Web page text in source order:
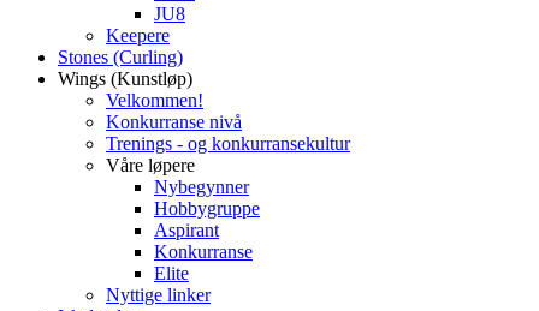
JU8
Keepere
Stones (Curling)
Wings (Kunstløp)
Velkommen!
Konkurranse nivå
Trenings - og konkurransekultur
Våre løpere
Nybegynner
Hobbygruppe
Aspirant
Konkurranse
Elite
Nyttige linker